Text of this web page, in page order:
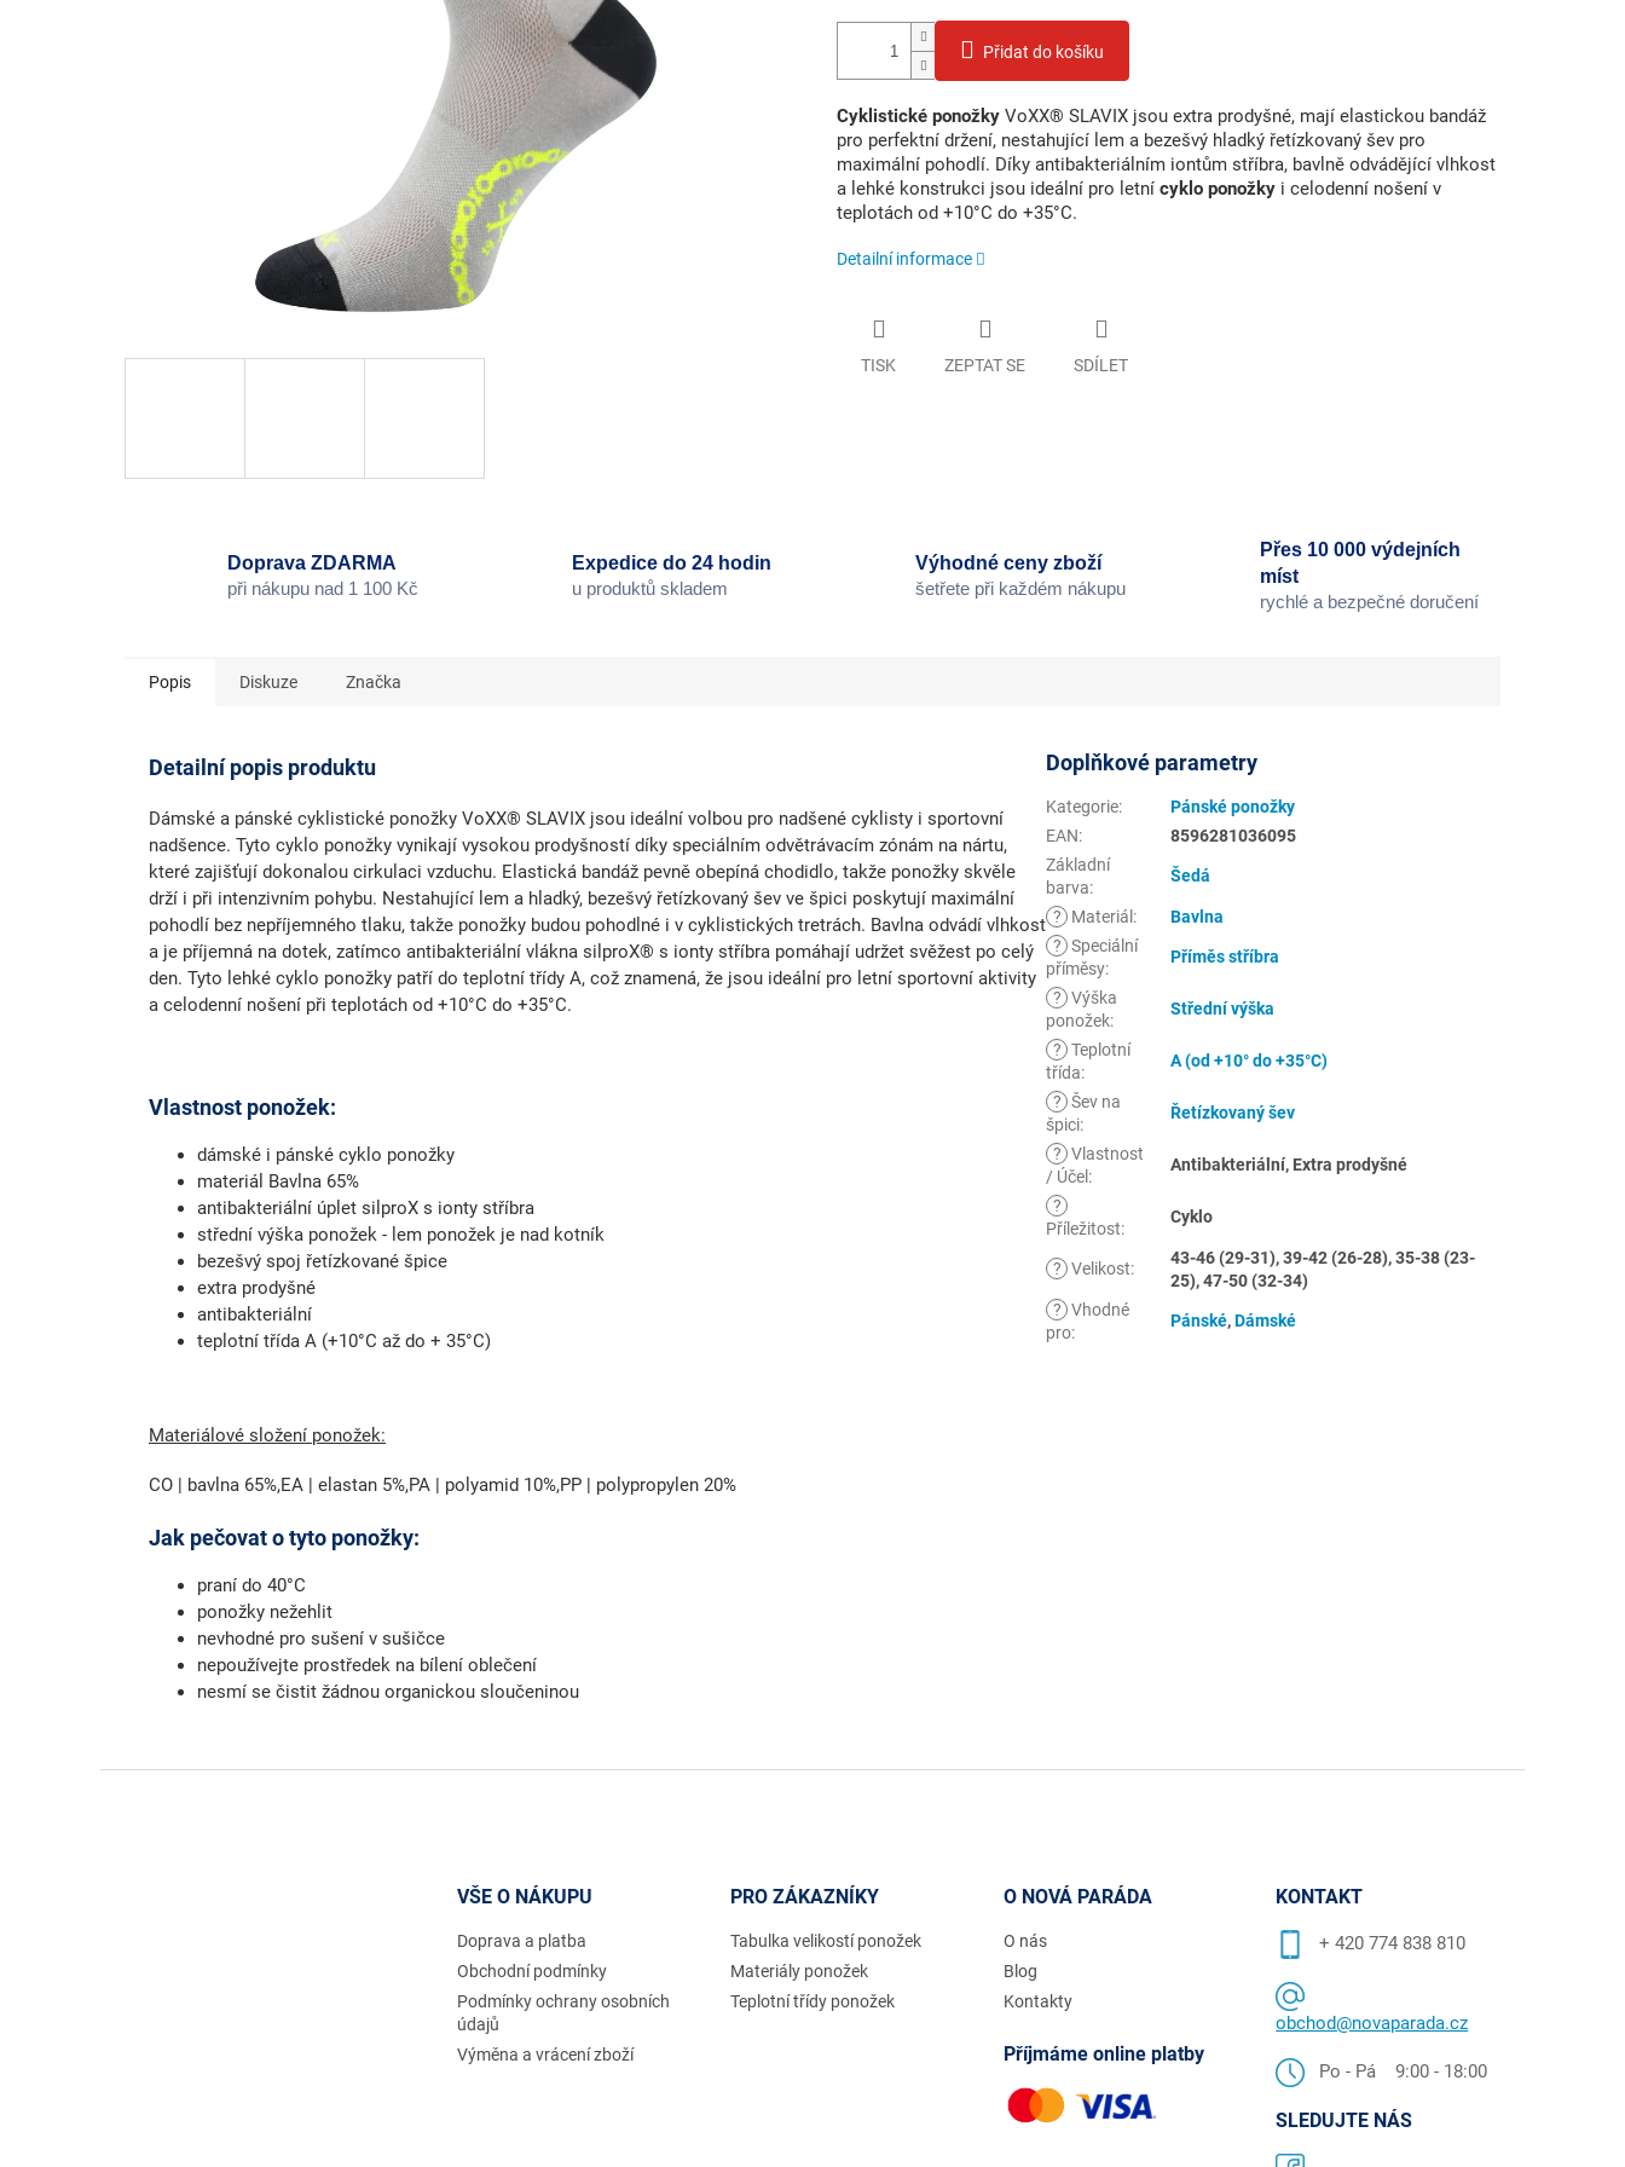
Přidat do košíku
Cyklistické ponožky VoXX® SLAVIX jsou extra prodyšné, mají elastickou bandáž
pro perfektní držení, nestahující lem a bezešvý hladký řetízkovaný šev pro
maximální pohodlí. Díky antibakteriálním iontům stříbra, bavlně odvádějící vlhkost
a lehké konstrukci jsou ideální pro letní cyklo ponožky i celodenní nošení v
teplotách od +10°C do +35°C.
Detailní informace
TISK ZEPTAT SE SDÍLET
Doprava ZDARMA
při nákupu nad 1 100 Kč
Expedice do 24 hodin
u produktů skladem
Výhodné ceny zboží
šetřete při každém nákupu
Přes 10 000 výdejních
míst
rychlé a bezpečné doručení
Popis Diskuze Značka
Detailní popis produktu
Dámské a pánské cyklistické ponožky VoXX® SLAVIX jsou ideální volbou pro nadšené cyklisty i sportovní
nadšence. Tyto cyklo ponožky vynikají vysokou prodyšností díky speciálním odvětrávacím zónám na nártu,
které zajišťují dokonalou cirkulaci vzduchu. Elastická bandáž pevně obepíná chodidlo, takže ponožky skvěle
drží i při intenzivním pohybu. Nestahující lem a hladký, bezešvý řetízkovaný šev ve špici poskytují maximální
pohodlí bez nepříjemného tlaku, takže ponožky budou pohodlné i v cyklistických tretrách. Bavlna odvádí vlhkost
a je příjemná na dotek, zatímco antibakteriální vlákna silproX® s ionty stříbra pomáhají udržet svěžest po celý
den. Tyto lehké cyklo ponožky patří do teplotní třídy A, což znamená, že jsou ideální pro letní sportovní aktivity
a celodenní nošení při teplotách od +10°C do +35°C.
Vlastnost ponožek:
dámské i pánské cyklo ponožky
materiál Bavlna 65%
antibakteriální úplet silproX s ionty stříbra
střední výška ponožek - lem ponožek je nad kotník
bezešvý spoj řetízkované špice
extra prodyšné
antibakteriální
teplotní třída A (+10°C až do + 35°C)
Materiálové složení ponožek:
CO | bavlna 65%,EA | elastan 5%,PA | polyamid 10%,PP | polypropylen 20%
Jak pečovat o tyto ponožky:
praní do 40°C
ponožky nežehlit
nevhodné pro sušení v sušičce
nepoužívejte prostředek na bílení oblečení
nesmí se čistit žádnou organickou sloučeninou
Doplňkové parametry
Kategorie:
Pánské ponožky
EAN:
8596281036095
Základní
barva:
Šedá
? Materiál :
Bavlna
? Speciální
příměsy:
Příměs stříbra
? Výška
ponožek:
Střední výška
? Teplotní
třída:
A (od +10° do +35°C)
? Šev na
špici:
Řetízkovaný šev
? Vlastnost
/ Účel :
Antibakteriální, Extra prodyšné
?
Příležitost:
Cyklo
? Velikost:
43-46 (29-31), 39-42 (26-28), 35-38 (23-
25), 47-50 (32-34)
? Vhodné
pro:
Pánské,Dámské
VŠE O NÁKUPU
Doprava a platba
Obchodní podmínky
Podmínky ochrany osobních
údajů
Výměna a vrácení zboží
PRO ZÁKAZNÍKY
Tabulka velikostí ponožek
Materiály ponožek
Teplotní třídy ponožek
O NOVÁ PARÁDA
O nás
Blog
Kontakty
Příjmáme online platby
KONTAKT
+ 420 774 838 810
obchod@novaparada.cz
Po - Pá 9:00 - 18:00
SLEDUJTE NÁS